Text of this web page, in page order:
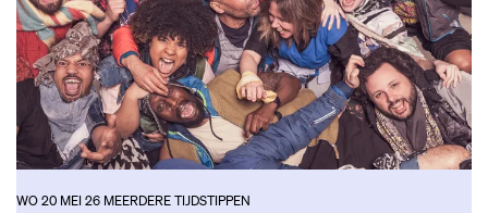
WO 20 MEI 26 MEERDERE TIJDSTIPPEN